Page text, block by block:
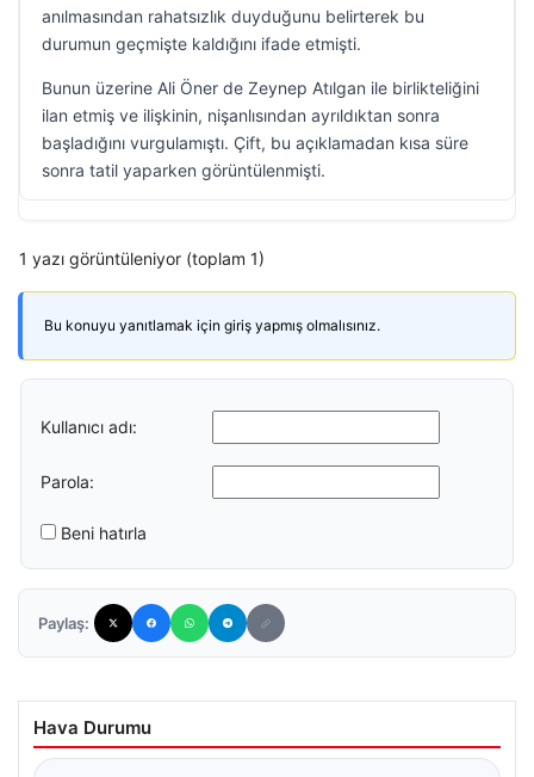
anılmasından rahatsızlık duyduğunu belirterek bu
durumun geçmişte kaldığını ifade etmişti.
Bunun üzerine Ali Öner de Zeynep Atılgan ile birlikteliğini
ilan etmiş ve ilişkinin, nişanlısından ayrıldıktan sonra
başladığını vurgulamıştı. Çift, bu açıklamadan kısa süre
sonra tatil yaparken görüntülenmişti.
1 yazı görüntüleniyor (toplam 1)
Bu konuyu yanıtlamak için giriş yapmış olmalısınız.
Kullanıcı adı:
Parola:
Beni hatırla
Paylaş:
Hava Durumu